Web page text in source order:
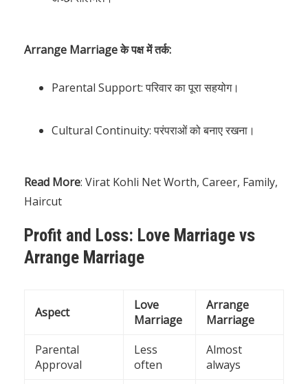
Arrange Marriage के पक्ष में तर्क:
Parental Support: परिवार का पूरा सहयोग।
Cultural Continuity: परंपराओं को बनाए रखना।
Read More: Virat Kohli Net Worth, Career, Family,
Haircut
Profit and Loss: Love Marriage vs
Arrange Marriage
Aspect
Love
Marriage
Arrange
Marriage
Parental
Approval
Less
often
Almost
always